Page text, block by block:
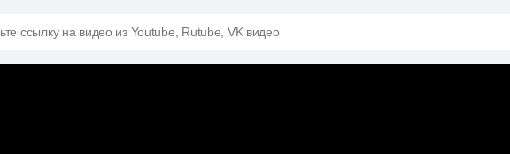
ссылку на видео из Youtube, Rutube, VK видео